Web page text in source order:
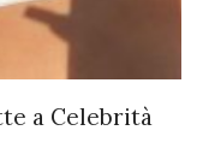
a Celebrità